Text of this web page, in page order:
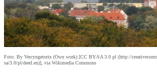
Foto: By Vercyngetorix (Own work) [CC BY-SA 3.0 pl (http://
sa/3.0/pl/deed.en)], via Wikimedia Commons